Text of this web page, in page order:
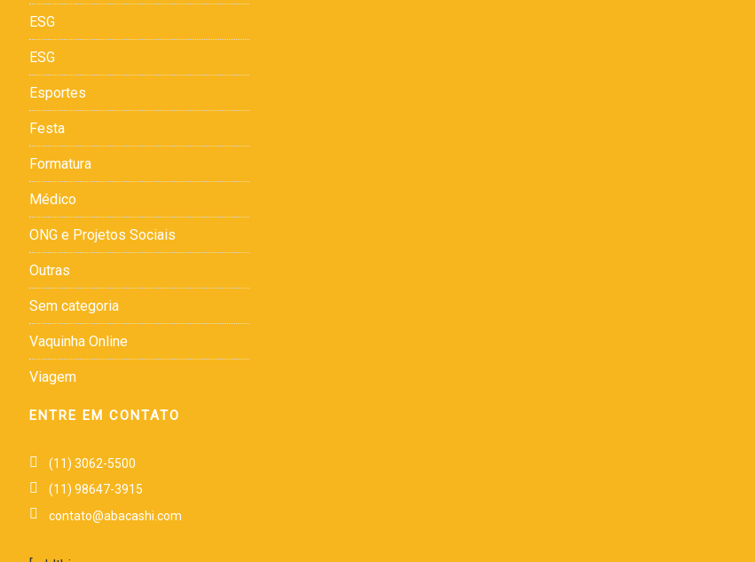
ESG
ESG
Esportes
Festa
Formatura
Médico
ONG e Projetos Sociais
Outras
Sem categoria
Vaquinha Online
Viagem
ENTRE EM CONTATO
(11) 3062-5500
(11) 98647-3915
contato@abacashi.com